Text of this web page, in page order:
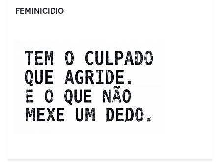
FEMINICIDIO